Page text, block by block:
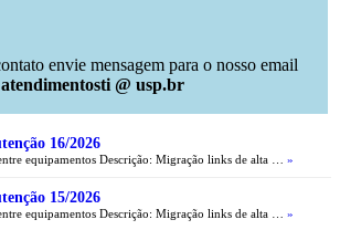
envie mensagem para o nosso email
atendimentosti @ usp.br
16/2026
equipamentos Descrição: Migração links de alta … »
15/2026
equipamentos Descrição: Migração links de alta … »